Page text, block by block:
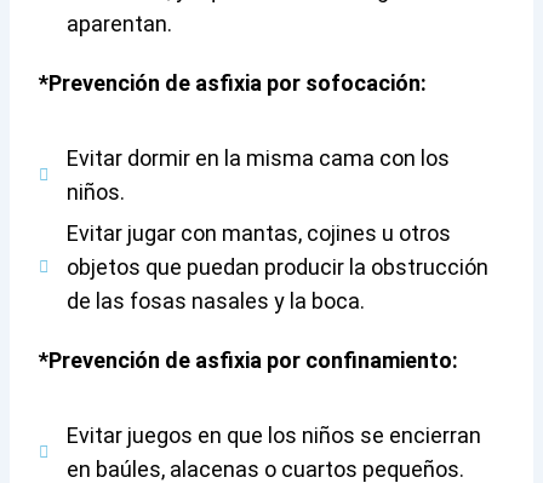
aparentan.
*Prevención de asfixia por sofocación:
Evitar dormir en la misma cama con los
niños.
Evitar jugar con mantas, cojines u otros
objetos que puedan producir la obstrucción
de las fosas nasales y la boca.
*Prevención de asfixia por confinamiento:
Evitar juegos en que los niños se encierran
en baúles, alacenas o cuartos pequeños.